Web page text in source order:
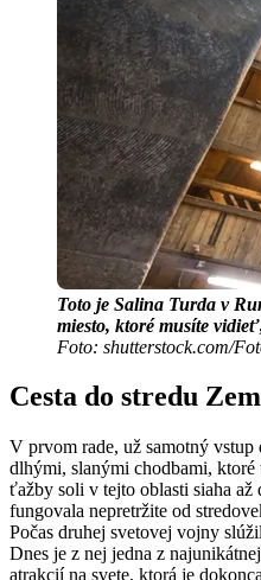
Toto je Salina Turda v
miesto, ktoré musíte
Foto: shutterstock.com/
Cesta do stredu
V prvom rade, už samotný vstup
dlhými, slanými chodbami,
ťažby soli v tejto oblasti siaha až
fungovala nepretržite od
Počas druhej svetovej vojny
Dnes je z nej jedna z
atrakcií na svete, ktorá je